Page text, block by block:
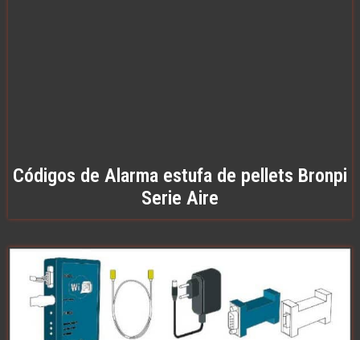
Códigos de Alarma estufa de pellets Bronpi
Serie Aire